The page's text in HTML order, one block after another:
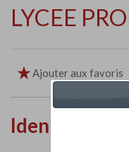
LYCEE
Ajouter aux favoris
Identité de